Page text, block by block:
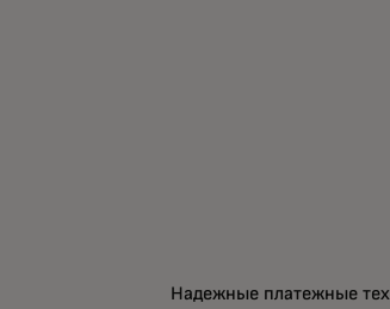
Надежные платежные